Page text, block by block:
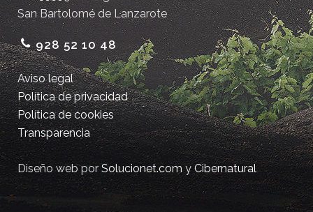
San Bartolomé de Lanzarote
928 52 10 48
Aviso legal
Política de privacidad
Política de cookies
Transparencia
Diseño web porSolucionet.comyCibernatural